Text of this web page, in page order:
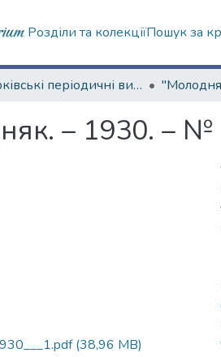
Розділи та колекціїПошук за
Харківські періодичні видання
– 1930. – №
(38,96 MB)